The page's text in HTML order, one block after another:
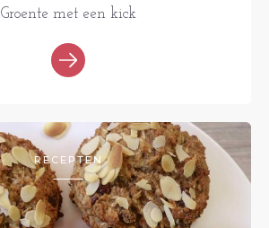
Groente met een kick
RECEPTEN